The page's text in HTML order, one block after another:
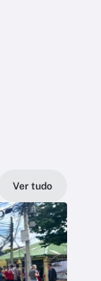
Ver tudo